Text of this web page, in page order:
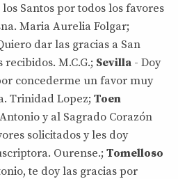
Santos por todos los favores
Maria Aurelia Folgar;
dar las gracias a San
M.C.G.; Sevilla - Doy
concederme un favor muy
Trinidad Lopez; Toen
y al Sagrado Corazón
solicitados y les doy
Ourense.; Tomelloso
te doy las gracias por